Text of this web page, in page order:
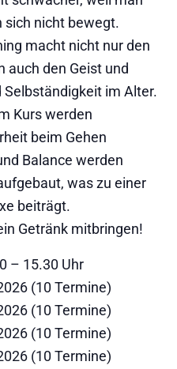
sich nicht bewegt.
macht nicht nur den
auch den Geist und
im Alter.
Kurs werden
beim Gehen
Balance werden
was zu einer
beiträgt.
Getränk mitbringen!
– 15.30 Uhr
(10 Termine)
(10 Termine)
(10 Termine)
(10 Termine)